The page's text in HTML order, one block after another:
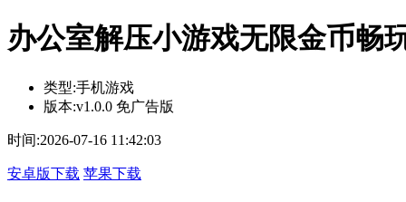
办公室解压小游戏无限金币畅
类型:手机游戏
版本:v1.0.0 免广告版
时间:2026-07-16 11:42:03
安卓版下载 苹果下载